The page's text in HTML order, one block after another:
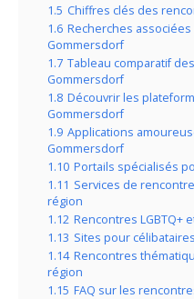
1.5 Chiffres clés des
1.6 Recherches
Gommersdorf
1.7 Tableau comparatif
Gommersdorf
1.8 Découvrir les
Gommersdorf
1.9 Applications
Gommersdorf
1.10 Portails spécialisés
1.11 Services de
région
1.12 Rencontres LGBTQ+
1.13 Sites pour
1.14 Rencontres
région
1.15 FAQ sur les